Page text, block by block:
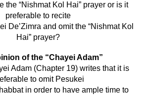
the “Nishmat Kol Hai” prayer or is it
preferable to recite
De’Zimra and omit the “Nishmat Kol
Hai” prayer?
of the “Chayei Adam”
Adam (Chapter 19) writes that it is
to omit Pesukei
in order to have ample time to